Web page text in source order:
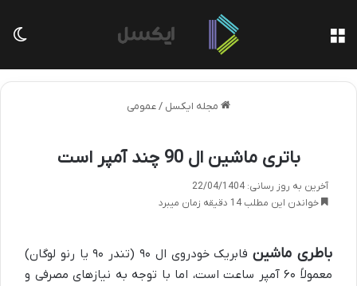
مجله ایکسل /عمومی
باتری ماشین ال 90 چند آمپر است
آخرین به روز رسانی: 22/04/1404
خواندن این مطلب 14 دقیقه زمان میبرد
باطری ماشین
فابریک خودروی ال ۹۰ (تندر ۹۰ یا رنو لوگان)
معمولاً ۶۰ آمپر ساعت است، اما با توجه به نیازهای مصرفی و